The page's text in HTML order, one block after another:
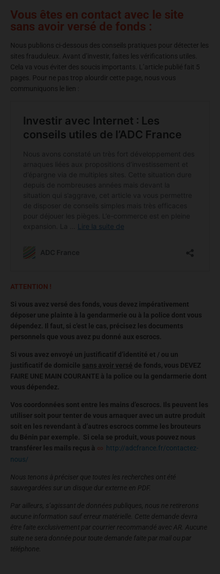
Vous êtes en contact avec le site
sans avoir versé de fonds :
Nous publions ci-dessous des conseils pratiques pour détecter les
sites frauduleux. Avant d’investir, faites les vérifications utiles.
Cela va vous éviter des soucis importants. L’article publié fait 5
pages. Pour ne pas trop alourdir cette page, nous vous
communiquons le lien :
ATTENTION !
Si vous avez versé des fonds, vous devez impérativement
déposer une plainte à la gendarmerie ou à la police dont vous
dépendez. Il faut, si c’est le cas, précisez les documents
personnels que vous avez pu donné aux escrocs.
Si vous avez envoyé un justificatif d’identité et / ou un
justificatif de domicile sans avoir versé de fonds, vous DEVEZ
FAIRE UNE MAIN COURANTE à la police ou la gendarmerie dont
vous dépendez.
Vos coordonnées sont entre les mains d’escrocs. Ils peuvent les
utiliser soit pour tenter de vous arnaquer avec un autre produit
soit en les revendant à d’autres escrocs comme les brouteurs
du Bénin par exemple. Si cela se produit, vous pouvez nous
transférer les mails reçus à
http://adcfrance.fr/contactez-
nous/
Nous tenons à préciser que toutes les recherches ont été
sauvegardées sur un disque dur externe en PDF.
Par ailleurs, s’agissant de données publiques, nous ne retirerons
aucune information sauf erreur matérielle. Cette demande devra
être faite exclusivement par courrier recommandé avec AR. Aucune
suite ne sera donnée pour toute demande faite par mail ou par
téléphone.